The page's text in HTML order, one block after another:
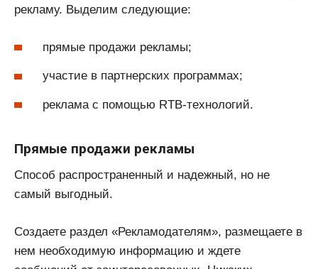
рекламу. Выделим следующие:
прямые продажи рекламы;
участие в партнерских программах;
реклама с помощью RTB-технологий.
Прямые продажи рекламы
Способ распространенный и надежный, но не
самый выгодный.
Создаете раздел «Рекламодателям», размещаете в
нем необходимую информацию и ждете